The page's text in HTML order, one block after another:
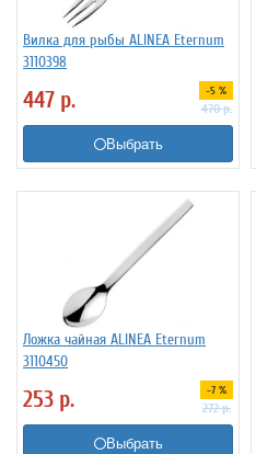
Вилка для рыбы ALINEA Eternum
3110398
447 р. -5 %
470р.
Выбрать
Ложка чайная ALINEA Eternum
3110450
253 р. -7 %
272р.
Выбрать